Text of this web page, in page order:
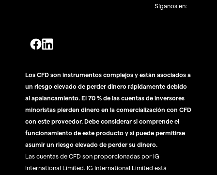
Síganos en:
Los CFD son instrumentos complejos y están asociados a
un riesgo elevado de perder dinero rápidamente debido
al apalancamiento. El 70 % de las cuentas de inversores
minoristas pierden dinero en la comercialización con CFD
con este proveedor. Debe considerar si comprende el
funcionamiento de este producto y si puede permitirse
asumir un riesgo elevado de perder su dinero.
Las cuentas de CFD son proporcionadas por IG
International Limited. IG International Limited está